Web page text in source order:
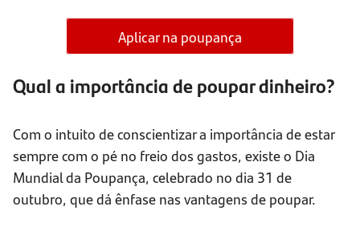
Aplicar na poupança
Qual a importância de poupar dinheiro?
Com o intuito de conscientizar a importância de estar
sempre com o pé no freio dos gastos, existe o Dia
Mundial da Poupança, celebrado no dia 31 de
outubro, que dá ênfase nas vantagens de poupar.